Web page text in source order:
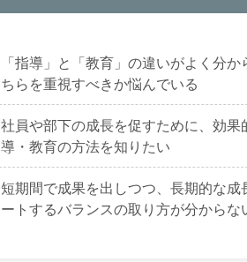
「指導」と「教育」の違いがよく分か
ちらを重視すべきか悩んでいる
社員や部下の成長を促すために、効果
導・教育の方法を知りたい
短期間で成果を出しつつ、長期的な成
ートするバランスの取り方が分からな